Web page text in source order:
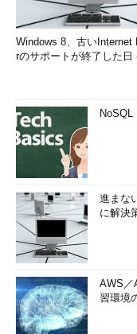
Windows 8、古いInternet
rのサポートが終了した日
NoSQL
進まな
に解決
AWS
習環境